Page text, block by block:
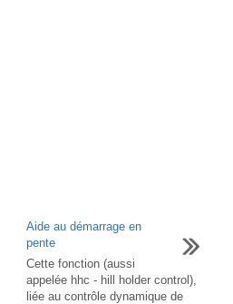
Aide au démarrage en
pente
Cette fonction (aussi
appelée hhc - hill holder control),
liée au contrôle dynamique de